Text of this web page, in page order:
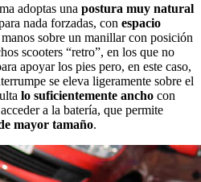
adoptas una postura muy natural
nada forzadas, con espacio
sobre un manillar con posición
scooters “retro”, en los que no
apoyar los pies pero, en este caso,
se eleva ligeramente sobre el
lo suficientemente ancho con
a la batería, que permite
mayor tamaño.